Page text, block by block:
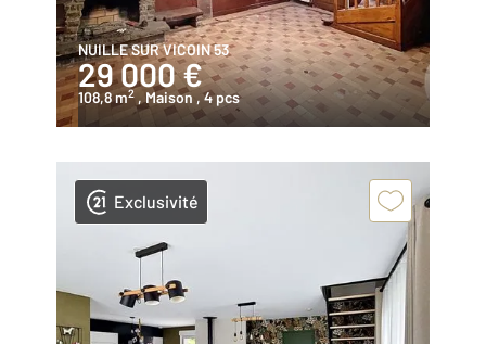
NUILLE SUR VICOIN 53
29 000 €
108,8 m2 , Maison , 4 pcs
Exclusivité